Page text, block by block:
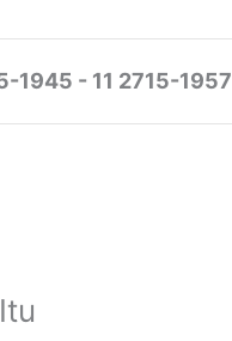
1945 - 11 2715-1957